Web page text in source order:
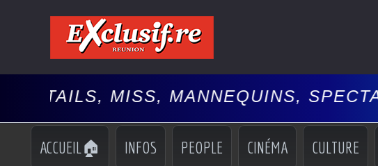
MANNEQUINS, SPECTACLES,
ACCUEIL🏠 INFOS PEOPLE CINÉMA CULTURE